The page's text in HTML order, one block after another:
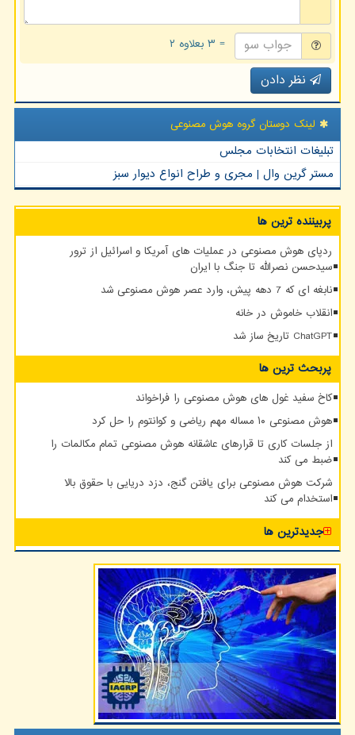
= ۳ بعلاوه ۲
نظر دادن
لینک دوستان گروه هوش مصنوعی
تبلیغات انتخابات مجلس
مستر گرین وال | مجری و طراح انواع دیوار سبز
پربیننده ترین ها
ردپای هوش مصنوعی در عملیات های آمریکا و اسرائیل از ترور
سیدحسن نصرالله تا جنگ با ایران
نابغه ای که 7 دهه پیش، وارد عصر هوش مصنوعی شد
انقلاب خاموش در خانه
ChatGPT تاریخ ساز شد
پربحث ترین ها
کاخ سفید غول های هوش مصنوعی را فراخواند
هوش مصنوعی ۱۰ مساله مهم ریاضی و کوانتوم را حل کرد
از جلسات کاری تا قرارهای عاشقانه هوش مصنوعی تمام مکالمات را
ضبط می کند
شرکت هوش مصنوعی برای یافتن گنج، دزد دریایی با حقوق بالا
استخدام می کند
جدیدترین ها